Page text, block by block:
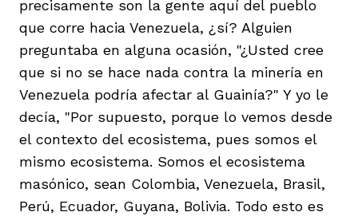
precisamente son la gente aquí del pueblo
que corre hacia Venezuela, ¿sí? Alguien
preguntaba en alguna ocasión, "¿Usted cree
que si no se hace nada contra la minería en
Venezuela podría afectar al Guainía?" Y yo le
decía, "Por supuesto, porque lo vemos desde
el contexto del ecosistema, pues somos el
mismo ecosistema. Somos el ecosistema
masónico, sean Colombia, Venezuela, Brasil,
Perú, Ecuador, Guyana, Bolivia. Todo esto es